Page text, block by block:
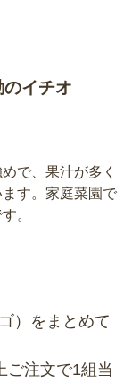
イチオ
で、果汁が多く
す。家庭菜園で
。
）をまとめて
ご注文で1組当